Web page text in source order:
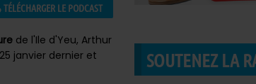
TÉLÉCHARGER LE PODCAST
de l'Ile d'Yeu, Arthur
janvier dernier et
SOUTENEZ LA